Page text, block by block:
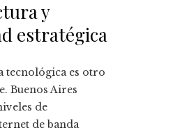
y
estratégica
tecnológica es otro
Buenos Aires
de
de banda